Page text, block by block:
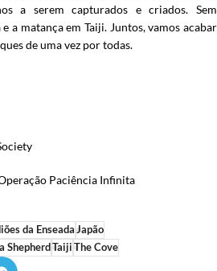
a serem capturados e criados. Sem
a matança em Taiji. Juntos, vamos acabar
de uma vez por todas.
Paciência Infinita
da Enseada Japão
Shepherd Taiji The Cove